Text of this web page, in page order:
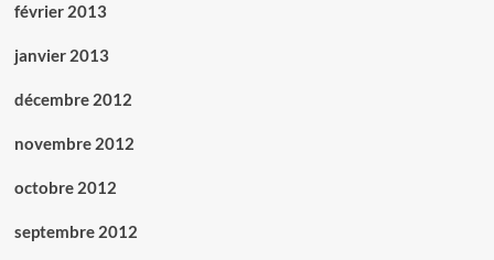
février 2013
janvier 2013
décembre 2012
novembre 2012
octobre 2012
septembre 2012